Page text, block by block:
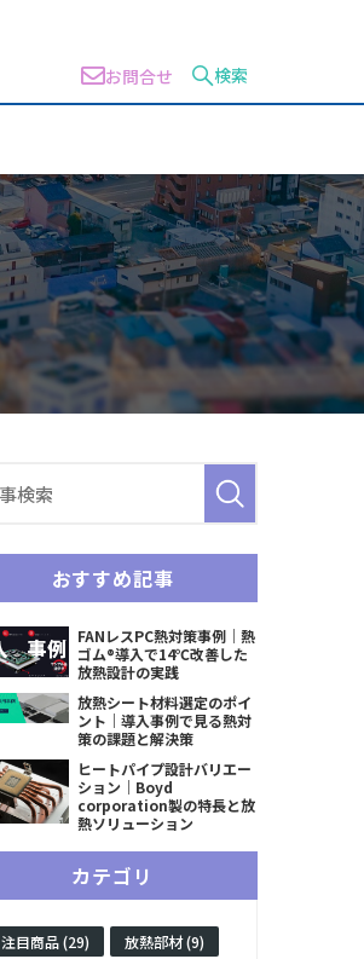
お問合せ 検索
おすすめ記事
FANレスPC熱対策事例｜熱
ゴム®導入で14℃改善した
放熱設計の実践
放熱シート材料選定のポイ
ント｜導入事例で見る熱対
策の課題と解決策
ヒートパイプ設計バリエー
ション｜Boyd
corporation製の特長と放
熱ソリューション
カテゴリ
注目商品 (29)
放熱部材 (9)